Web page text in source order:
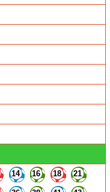
14 16 18 21